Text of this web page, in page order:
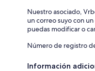
Nuestro asociado,
un correo suyo con
puedas modificar o
Número de registro
Información